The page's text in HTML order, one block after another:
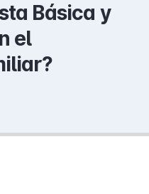
Básica y
el